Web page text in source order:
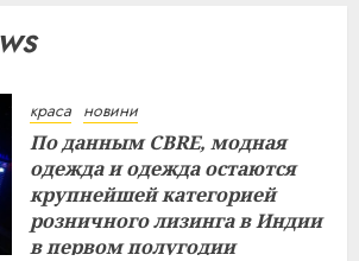
краса новини
По данным CBRE, модная
одежда и одежда остаются
крупнейшей категорией
розничного лизинга в Индии
в первом полугодии